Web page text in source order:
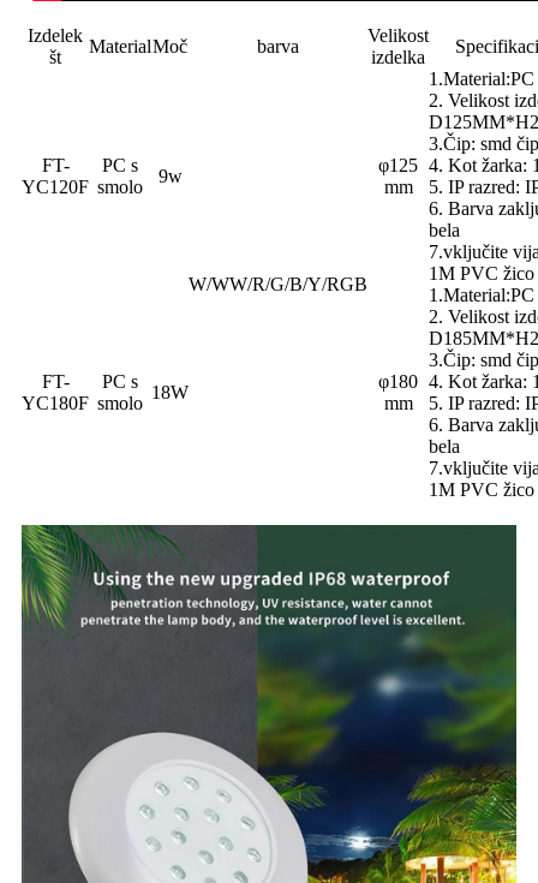
Izdelek
št
MaterialMoč barva
Velikost
izdelka
FT-
YC120F
PC s
smolo
9w
W/WW/R/G/B/Y/RGB
φ125
mm
2. Velikost
3.Čip: smd čip
4. Kot žarka:
5. IP razred:
6. Barva
bela
7.vključite
1M PVC žico
FT-
YC180F
PC s
smolo
18W
φ180
mm
2. Velikost
3.Čip: smd čip
4. Kot žarka:
5. IP razred:
6. Barva
bela
7.vključite
1M PVC žico